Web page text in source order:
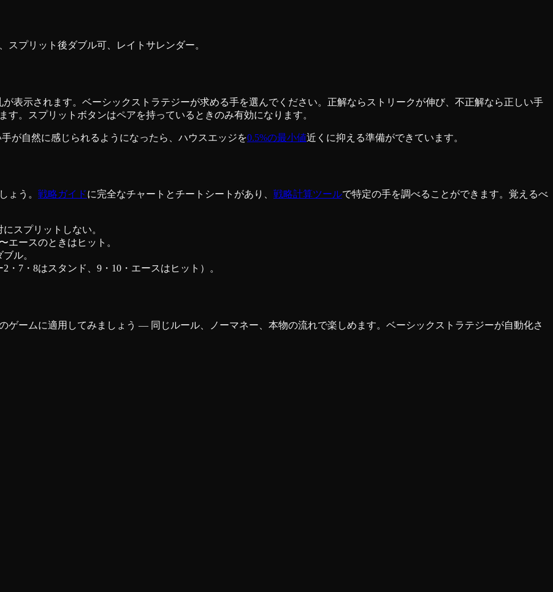
スプリット後ダブル可、レイトサレンダー。
表示されます。ベーシックストラテジーが求める手を選んでください。正解ならストリークが伸び、不正解なら正しい手
。スプリットボタンはペアを持っているときのみ有効になります。
が自然に感じられるようになったら、ハウスエッジを0.5%の最小値近くに抑える準備ができています。
ょう。 戦略ガイドに完全なチャートとチートシートがあり、 戦略計算ツールで特定の手を調べることができます。覚えるべ
スプリットしない。
エースのときはヒット。
ル。
7・8はスタンド、9・10・エースはヒット）。
ゲームに適用してみましょう — 同じルール、ノーマネー、本物の流れで楽しめます。ベーシックストラテジーが自動化さ